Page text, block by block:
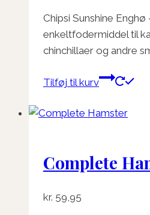
Chipsi Sunshine
enkeltfodermiddel til
chinchillaer og andre
Tilføj til kurv
Complete
kr. 59,95